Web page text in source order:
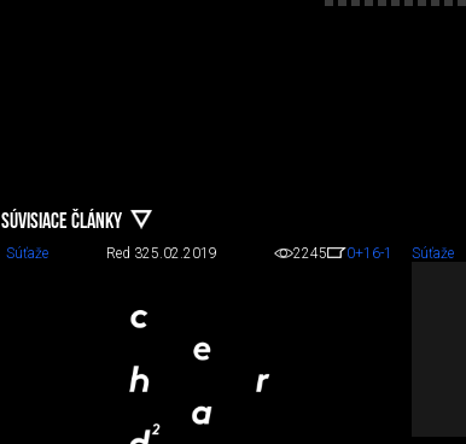
SÚVISIACE ČLÁNKY
Súťaže Red 325.02.2019 2245 0+16-1 Súťaže